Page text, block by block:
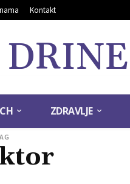
Kontakt
DRINE
ZDRAVLJE